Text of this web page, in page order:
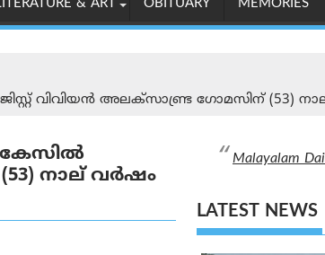
& ART OBITUARY MEMORIES
വിവിയൻ അലക്സാണ്ട്ര ഗോമസിന് (53)
കേസിൽ
നാല് വർഷം
Malayalam
LATEST NEWS